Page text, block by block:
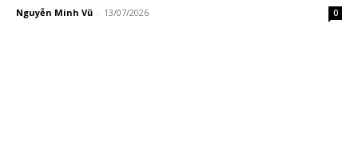
Nguyễn Minh Vũ - 13/07/2026 0